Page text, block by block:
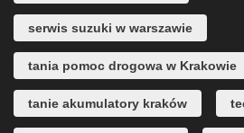
serwis suzuki w warszawie
tania pomoc drogowa w Krakowie
tanie akumulatory kraków